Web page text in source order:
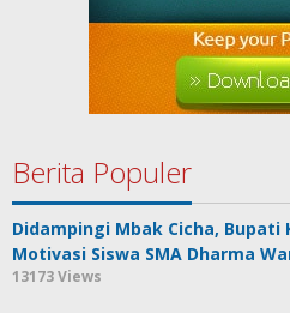
Berita Populer
Didampingi Mbak Cicha, Bupati
Motivasi Siswa SMA Dharma
13173 Views